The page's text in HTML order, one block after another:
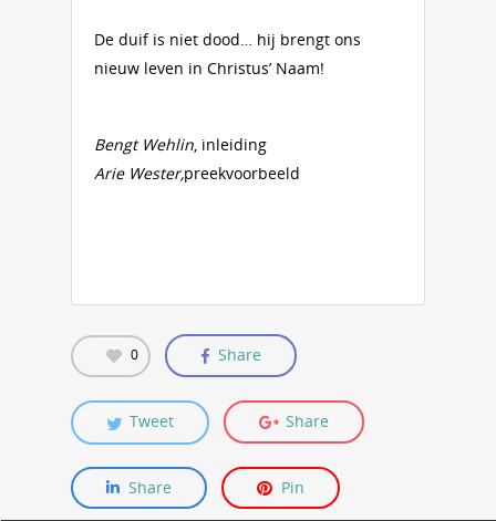
De duif is niet dood… hij brengt ons
nieuw leven in Christus’ Naam!
Bengt Wehlin, inleiding
Arie Wester,preekvoorbeeld
0 Share
Tweet Share
Share Pin